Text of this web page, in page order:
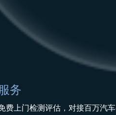
务
费上门检测评估，对接百万汽